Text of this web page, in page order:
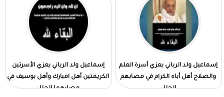
إسماعيل ولد الرباني يعزي أسرة العلم
والصلاح أهل أباه الكرام في مصابهم
الجلل
إسماعيل ولد الرباني يعزي الأسرتين
الكريمتين أهل امبارك وأهل بوسيف في
مصابهما الجلل